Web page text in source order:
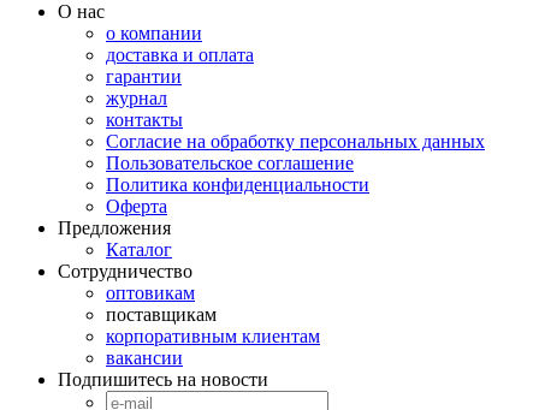
О нас
о компании
доставка и оплата
гарантии
журнал
контакты
Согласие на обработку персональных данных
Пользовательское соглашение
Политика конфиденциальности
Оферта
Предложения
Каталог
Сотрудничество
оптовикам
поставщикам
корпоративным клиентам
вакансии
Подпишитесь на новости